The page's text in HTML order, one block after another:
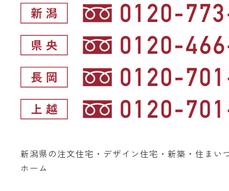
新潟県の注文住宅・デザイン住宅・新築・住まい
ホーム